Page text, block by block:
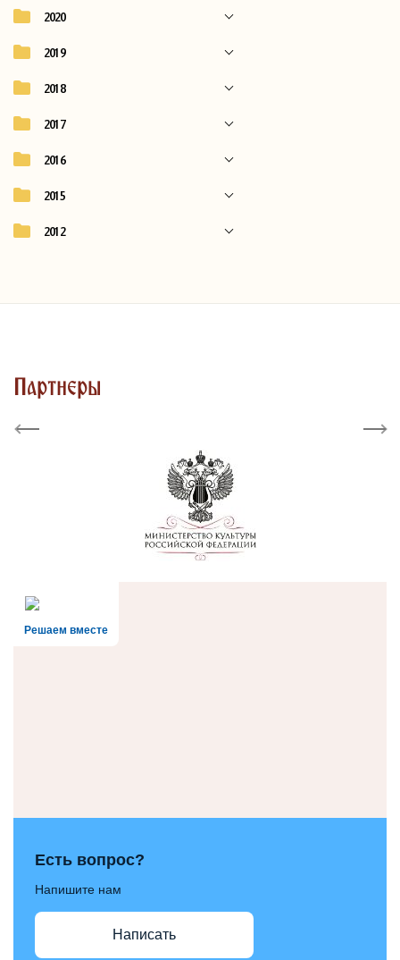
2020
2019
2018
2017
2016
2015
2012
Партнеры
Previous Next
Решаем вместе
Есть вопрос?
Напишите нам
Написать